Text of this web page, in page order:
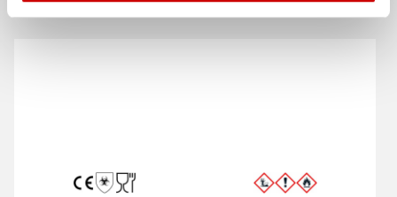
De som köpte, köpte även